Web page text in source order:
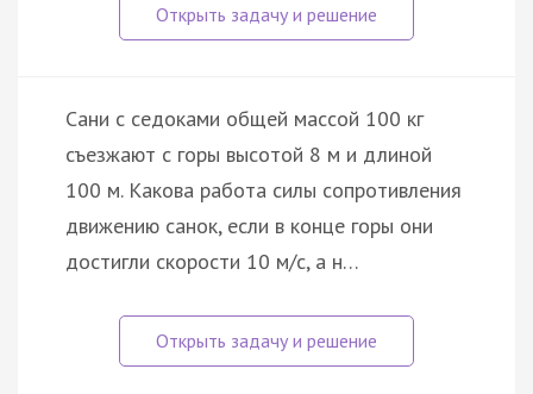
Сани с седоками общей массой 100 кг
съезжают с горы высотой 8 м и длиной
100 м. Какова работа силы сопротивления
движению санок, если в конце горы они
достигли скорости 10 м/с, а н…